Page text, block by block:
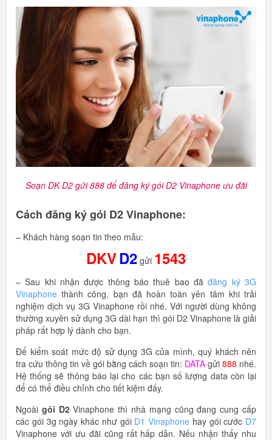
Soạn DK D2 gửi 888 để đăng ký gói D2 Vinaphone ưu đãi
Cách đăng ký gói D2 Vinaphone:
– Khách hàng soạn tin theo mẫu:
DKVD2 gửi 1543
– Sau khi nhận được thông báo thuê bao đãđăng ký 3G
Vinaphone thành công, bạn đã hoàn toàn yên tâm khi trải
nghiệm dịch vụ 3G Vinaphone rồi nhé. Với người dùng không
thường xuyên sử dụng 3G dài hạn thì gói D2 Vinaphone là giải
pháp rất hợp lý dành cho bạn.
Để kiểm soát mức độ sử dụng 3G của mình, quý khách nên
tra cứu thông tin về gói bằng cách soạn tin: DATA gửi 888 nhé.
Hệ thống sẽ thông báo lại cho các bạn số lượng data còn lại
để có thể điều chỉnh cho tiết kiệm đấy.
Ngoài gói D2Vinaphone thì nhà mạng cũng đang cung cấp
các gói 3g ngày khác như gói D1 Vinaphone hay gói cước D7
Vinaphone với ưu đãi cũng rất hấp dẫn. Nếu nhận thấy nhu